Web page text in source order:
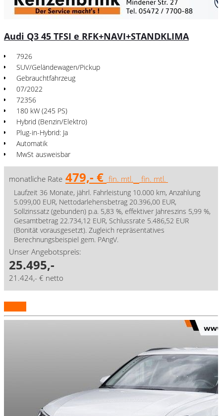
Audi Q3 45 TFSI e RFK+NAVI+STANDKLIMA
7926
SUV/Geländewagen/Pickup
Gebrauchtfahrzeug
07/2022
72356
180 kW (245 PS)
Hybrid (Benzin/Elektro)
Plug-in-Hybrid: Ja
Automatik
MwSt ausweisbar
monatliche Rate 479,- € fin. mtl. fin. mtl.
Laufzeit 36 Monate, jährl. Fahrleistung 10.000 km, Anzahlung
5.099,00 EUR, Nettodarlehensbetrag 20.396,00 EUR,
Sollzinssatz (gebunden) p.a. 5,83 %, effektiver Jahreszins 5,99 %,
Gesamtbetrag 22.734,12 EUR, Schlussrate 5.486,52 EUR
(Bonität vorausgesetzt). Zugleich repräsentatives
Berechnungsbeispiel gem. PAngV.
Unser Angebotspreis:
25.495,-
21.424,- € netto